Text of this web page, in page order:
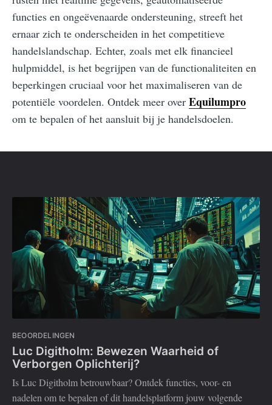
functies en ongeëvenaarde ondersteuning, streeft het
ernaar zich te onderscheiden in het competitieve
handelslandschap. Echter, zoals met elk financieel
hulpmiddel, is het begrijpen van de functionaliteiten en
beperkingen cruciaal voor het maximaliseren van de
potentiële voordelen. Ontdek meer over Equilumpro
om te bepalen of het aansluit bij je handelsdoelen.
BEOORDELINGEN
Luc Digitholm: Bewezen Waarheid of
Verborgen Oplichterij?
Is Luc Digitholm betrouwbaar? Ontdek functies, voor- en
nadelen om te bepalen of dit handelsplatform jouw volgende